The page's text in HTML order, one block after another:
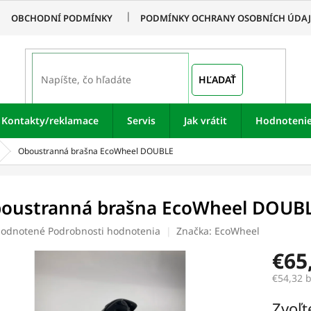
OBCHODNÍ PODMÍNKY PODMÍNKY OCHRANY OSOBNÍCH
HĽADAŤ
Kontakty/reklamace Servis Jak vrátit
Oboustranná brašna EcoWheel DOUBLE
brašna EcoWheel
Podrobnosti hodnotenia Značka: EcoWheel
€54,32